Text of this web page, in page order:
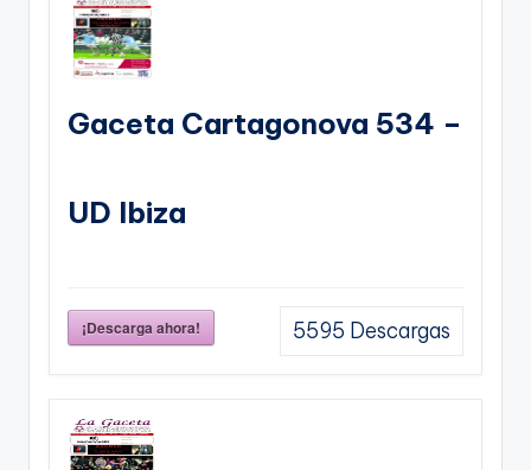
Gaceta Cartagonova 534 –
UD Ibiza
¡Descarga ahora! 5595 Descargas